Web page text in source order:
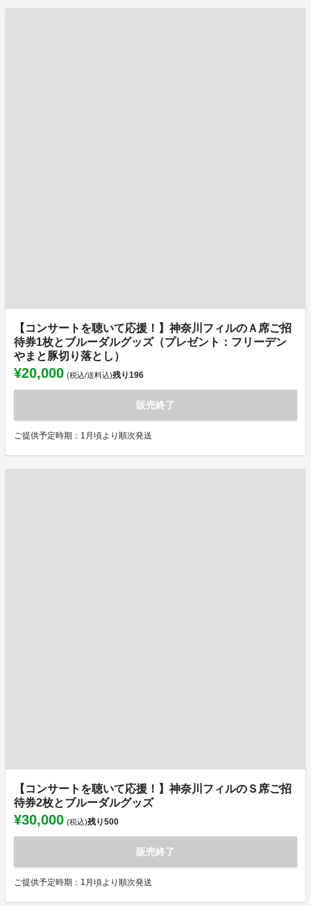
【コンサートを聴いて応援！】神奈川フィルのＡ席ご招
待券1枚とブルーダルグッズ（プレゼント：フリーデン
やまと豚切り落とし）
¥20,000 (税込/送料込)残り196
販売終了
ご提供予定時期：1月頃より順次発送
【コンサートを聴いて応援！】神奈川フィルのＳ席ご招
待券2枚とブルーダルグッズ
¥30,000 (税込)残り500
販売終了
ご提供予定時期：1月頃より順次発送